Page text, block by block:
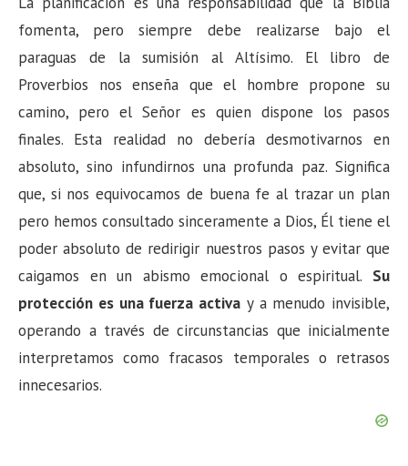
fomenta, pero siempre debe realizarse bajo el
paraguas de la sumisión al Altísimo. El libro de
Proverbios nos enseña que el hombre propone su
camino, pero el Señor es quien dispone los pasos
finales. Esta realidad no debería desmotivarnos en
absoluto, sino infundirnos una profunda paz. Significa
que, si nos equivocamos de buena fe al trazar un plan
pero hemos consultado sinceramente a Dios, Él tiene el
poder absoluto de redirigir nuestros pasos y evitar que
caigamos en un abismo emocional o espiritual. Su
protección es una fuerza activa y a menudo invisible,
operando a través de circunstancias que inicialmente
interpretamos como fracasos temporales o retrasos
innecesarios.